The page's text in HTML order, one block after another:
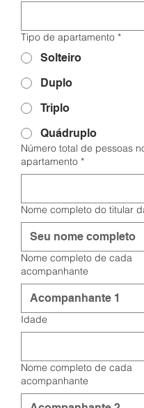
Tipo de apartamento *
Solteiro
Duplo
Triplo
Quádruplo
Número total de pessoas
apartamento *
Nome completo do titular
Nome completo de cada
acompanhante
Idade
Nome completo de cada
acompanhante